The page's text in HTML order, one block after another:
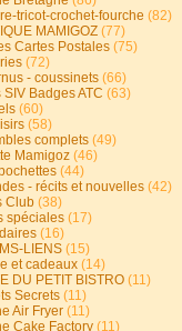
tricot-crochet-fourche (82)
MAMIGOZ (77)
Cartes Postales (75)
(72)
- coussinets (66)
Badges ATC (63)
(60)
(58)
complets (49)
Mamigoz (46)
(44)
- récits et nouvelles (42)
Club (38)
spéciales (17)
(16)
LIENS (15)
et cadeaux (14)
DU PETIT BISTRO (11)
Secrets (11)
Air Fryer (11)
Cake Factory (11)